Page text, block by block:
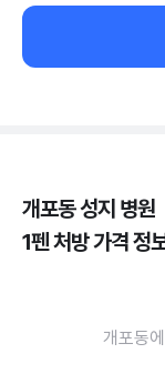
개포동 성지 병원
1펜 처방 가격 정
개포동